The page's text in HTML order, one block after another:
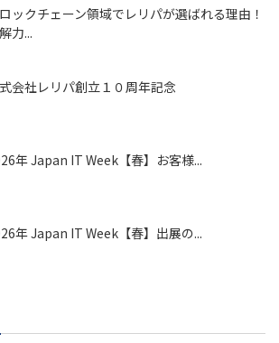
ックチェーン領域でレリパが選ばれる理由！
力...
会社レリパ創立１０周年記念
年 Japan IT Week【春】お客様...
年 Japan IT Week【春】出展の...